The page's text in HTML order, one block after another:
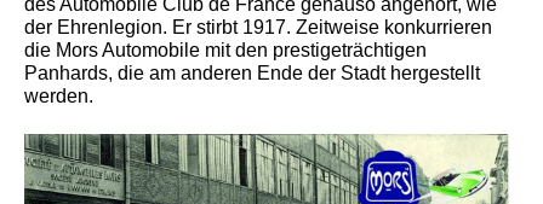
der Ehrenlegion. Er stirbt 1917. Zeitweise konkurrieren
die Mors Automobile mit den prestigeträchtigen
Panhards, die am anderen Ende der Stadt hergestellt
werden.